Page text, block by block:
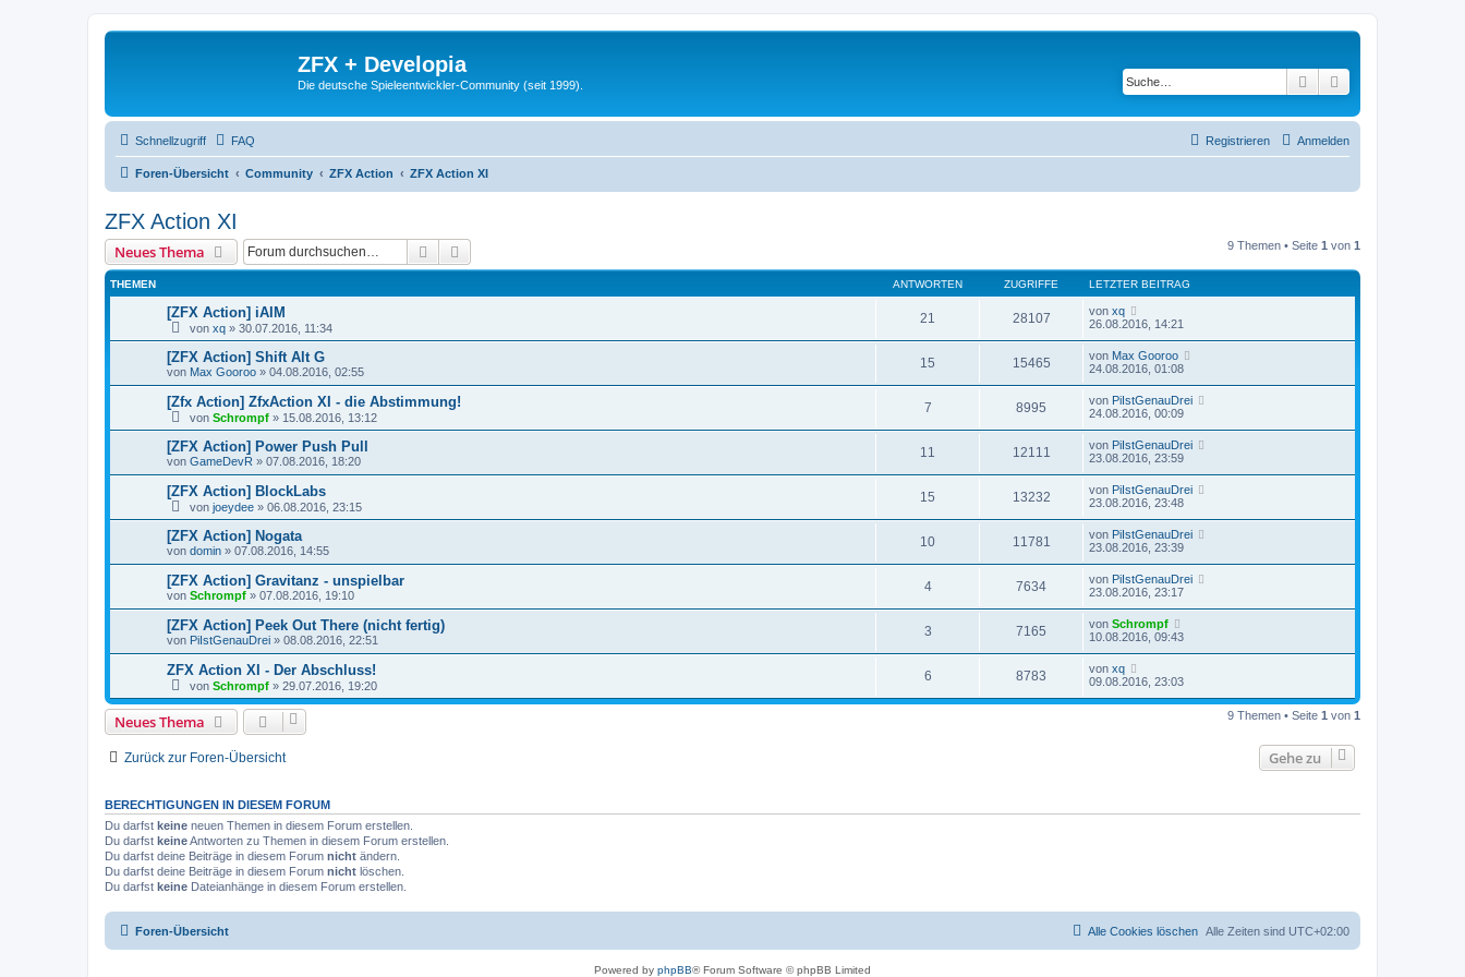
ZFX + Developia
Die deutsche Spieleentwickler-Community (seit 1999). Suche
Schnellzugriff FAQ Anmelden
Registrieren
Foren-Übersicht Community ZFX Action ZFX Action XI
ZFX Action XI
Neues Thema Suche 9 Themen • Seite 1 von 1
THEMEN ANTWORTEN ZUGRIFFE LETZTER BEITRAG
[ZFX Action] iAIM
von xq » 30.07.2016, 11:34
21 28107 von xq
26.08.2016, 14:21
[ZFX Action] Shift Alt G
von Max Gooroo » 04.08.2016, 02:55
15 15465 von Max Gooroo
24.08.2016, 01:08
[Zfx Action] ZfxAction XI - die Abstimmung!
von Schrompf » 15.08.2016, 13:12
7 8995 von PiIstGenauDrei
24.08.2016, 00:09
[ZFX Action] Power Push Pull
von GameDevR » 07.08.2016, 18:20
11 12111 von PiIstGenauDrei
23.08.2016, 23:59
[ZFX Action] BlockLabs
von joeydee » 06.08.2016, 23:15
15 13232 von PiIstGenauDrei
23.08.2016, 23:48
[ZFX Action] Nogata
von domin » 07.08.2016, 14:55
10 11781 von PiIstGenauDrei
23.08.2016, 23:39
[ZFX Action] Gravitanz - unspielbar
von Schrompf » 07.08.2016, 19:10
4 7634 von PiIstGenauDrei
23.08.2016, 23:17
[ZFX Action] Peek Out There (nicht fertig)
von PiIstGenauDrei » 08.08.2016, 22:51
3 7165 von Schrompf
10.08.2016, 09:43
ZFX Action XI - Der Abschluss!
von Schrompf » 29.07.2016, 19:20
6 8783 von xq
09.08.2016, 23:03
Neues Thema 9 Themen • Seite 1 von 1
Zurück zur Foren-Übersicht Gehe zu
BERECHTIGUNGEN IN DIESEM FORUM
Du darfst keine neuen Themen in diesem Forum erstellen.
Du darfst keineAntworten zu Themen in diesem Forum erstellen.
Du darfst deine Beiträge in diesem Forum nicht ändern.
Du darfst deine Beiträge in diesem Forum nicht löschen.
Du darfst keine Dateianhänge in diesem Forum erstellen.
Foren-Übersicht Alle Zeiten sind UTC+02:00
Alle Cookies löschen
Powered by phpBB® Forum Software © phpBB Limited